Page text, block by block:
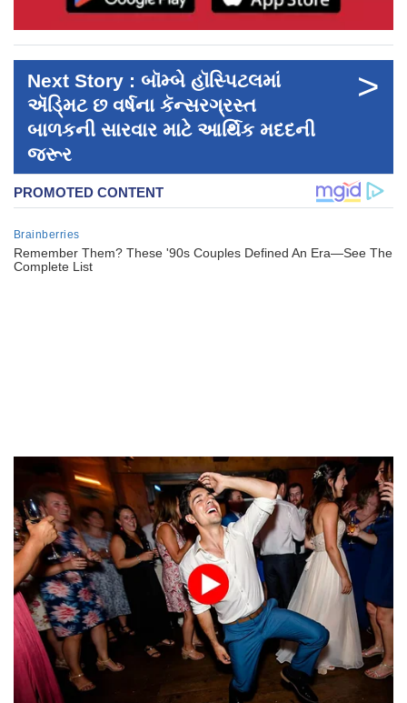
Next Story : બૉમ્બે હૉસ્પિટલમાં
ઍડ્‍મિટ છ વર્ષના કૅન્સરગ્રસ્ત
બાળકની સારવાર માટે આર્થિક મદદની
જરૂર
>